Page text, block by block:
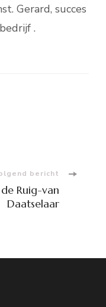
Gerard, succes
.
bericht
Ruig-van
Daatselaar